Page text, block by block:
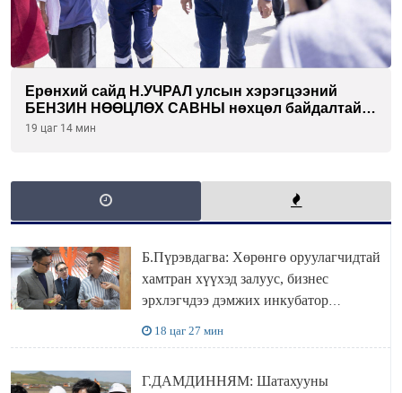
Ерөнхий сайд Н.УЧРАЛ улсын хэрэгцээний
БЕНЗИН НӨӨЦЛӨХ САВНЫ нөхцөл байдалтай
танилцлаа
19 цаг 14 мин
Б.Пүрэвдагва: Хөрөнгө оруулагчидтай
хамтран хүүхэд залуус, бизнес
эрхлэгчдээ дэмжих инкубатор
18 цаг 27 мин
Г.ДАМДИННЯМ: Шатахууны